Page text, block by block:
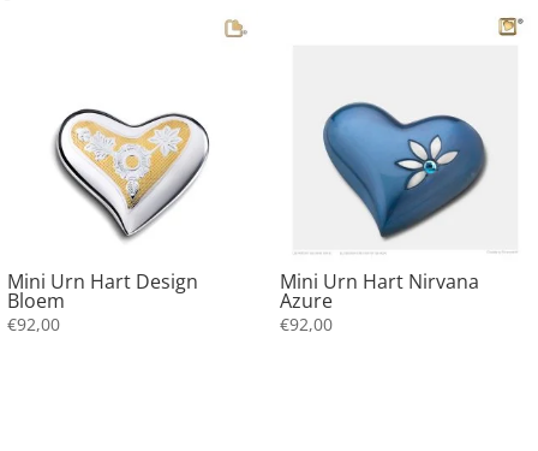
Mini Urn Hart Design
Bloem
€92,00
Mini Urn Hart Nirvana
Azure
€92,00